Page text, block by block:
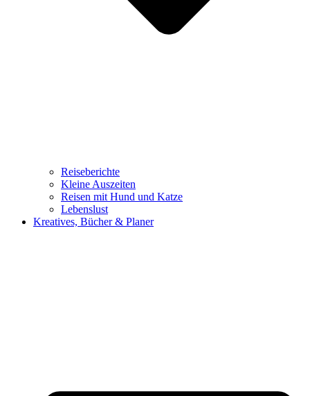
Reiseberichte
Kleine Auszeiten
Reisen mit Hund und Katze
Lebenslust
Kreatives, Bücher & Planer